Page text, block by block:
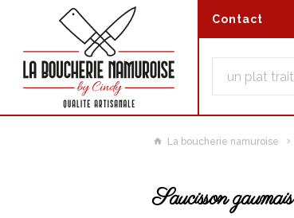
Contact
La boucherie namuroise
Saucisson gaumais